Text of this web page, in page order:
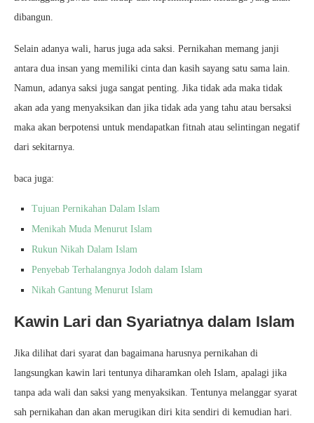
dibangun.
Selain adanya wali, harus juga ada saksi. Pernikahan memang janji
antara dua insan yang memiliki cinta dan kasih sayang satu sama lain.
Namun, adanya saksi juga sangat penting. Jika tidak ada maka tidak
akan ada yang menyaksikan dan jika tidak ada yang tahu atau bersaksi
maka akan berpotensi untuk mendapatkan fitnah atau selintingan negatif
dari sekitarnya.
baca juga:
Tujuan Pernikahan Dalam Islam
Menikah Muda Menurut Islam
Rukun Nikah Dalam Islam
Penyebab Terhalangnya Jodoh dalam Islam
Nikah Gantung Menurut Islam
Kawin Lari dan Syariatnya dalam Islam
Jika dilihat dari syarat dan bagaimana harusnya pernikahan di
langsungkan kawin lari tentunya diharamkan oleh Islam, apalagi jika
tanpa ada wali dan saksi yang menyaksikan. Tentunya melanggar syarat
sah pernikahan dan akan merugikan diri kita sendiri di kemudian hari.